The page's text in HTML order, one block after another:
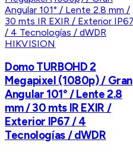
HIKVISION
Domo TURBOHD 2
Megapixel (1080p) / Gran
Angular 101° / Lente 2.8
mm / 30 mts IR EXIR /
Exterior IP67 / 4
Tecnologías / dWDR